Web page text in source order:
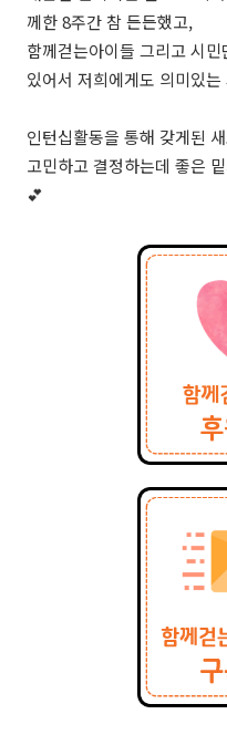
께한 8주간 참 든든했고,
함께걷는아이들 그리고 시
있어서 저희에게도 의미있
인턴십활동을 통해 갖게된
고민하고 결정하는데 좋은
💕